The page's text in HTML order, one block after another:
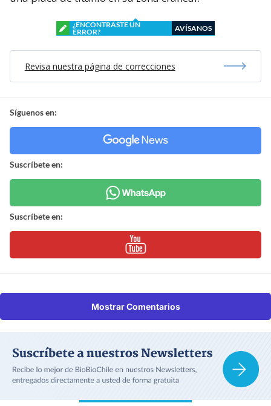
¿ENCONTRASTE UN
ERROR?
AVÍSANOS
Revisa nuestra página de correcciones
Síguenos en:
Suscríbete en:
Suscríbete en:
Mostrar Comentarios